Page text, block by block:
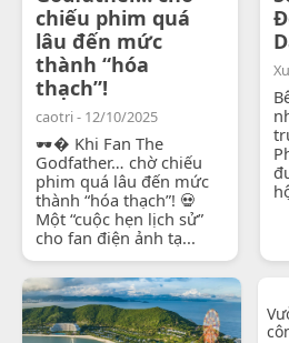
chiếu phim quá
lâu đến mức
thành “hóa
thạch”!
caotri - 12/10/2025
🕶� Khi Fan The
Godfather… chờ chiếu
phim quá lâu đến mức
thành “hóa thạch”! 💀
Một “cuộc hẹn lịch sử”
cho fan điện ảnh tạ...